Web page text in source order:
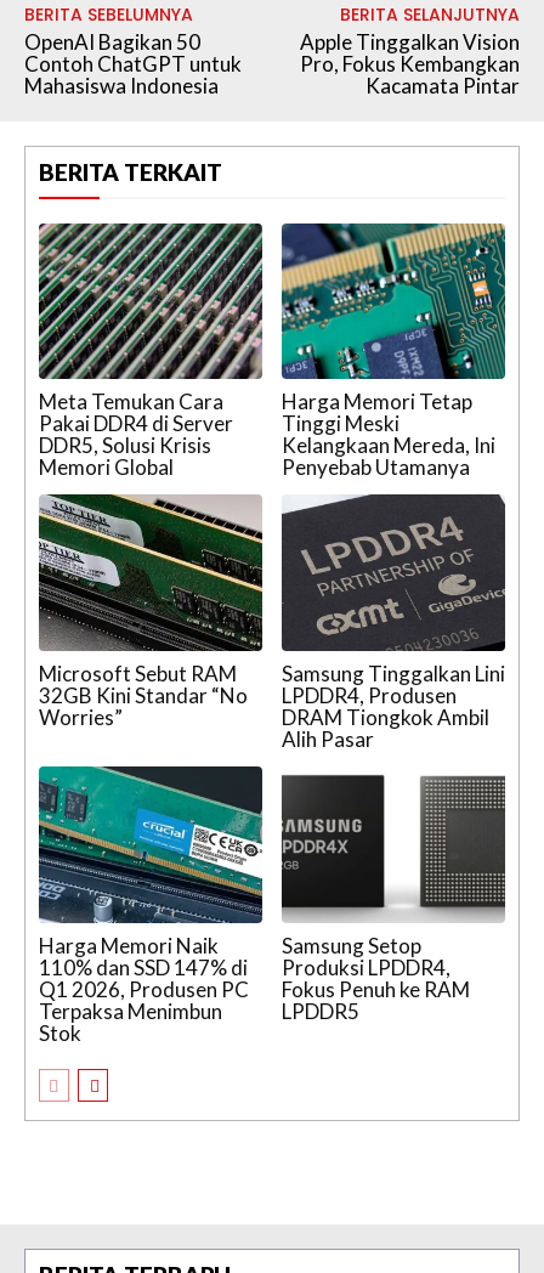
BERITA SEBELUMNYA
OpenAI Bagikan 50
Contoh ChatGPT untuk
Mahasiswa Indonesia
BERITA SELANJUTNYA
Apple Tinggalkan Vision
Pro, Fokus Kembangkan
Kacamata Pintar
BERITA TERKAIT
Meta Temukan Cara
Pakai DDR4 di Server
DDR5, Solusi Krisis
Memori Global
Harga Memori Tetap
Tinggi Meski
Kelangkaan Mereda, Ini
Penyebab Utamanya
Microsoft Sebut RAM
32GB Kini Standar “No
Worries”
Samsung Tinggalkan Lini
LPDDR4, Produsen
DRAM Tiongkok Ambil
Alih Pasar
Harga Memori Naik
110% dan SSD 147% di
Q1 2026, Produsen PC
Terpaksa Menimbun
Stok
Samsung Setop
Produksi LPDDR4,
Fokus Penuh ke RAM
LPDDR5